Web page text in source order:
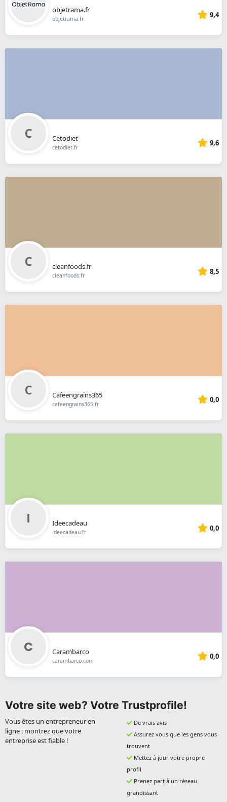
objetrama.fr
objetrama.fr 9,4
Cetodiet
cetodiet.fr 9,6
cleanfoods.fr
cleanfoods.fr 8,5
Cafeengrains365
cafeengrains365.fr 0,0
Ideecadeau
ideecadeau.fr 0,0
Carambarco
carambarco.com 0,0
Votre site web? Votre Trustprofile!
Vous êtes un entrepreneur en
ligne : montrez que votre
entreprise est fiable !
De vrais avis
Assurez vous que les gens vous
trouvent
Mettez à jour votre propre
profil
Prenez part à un réseau
grandissant